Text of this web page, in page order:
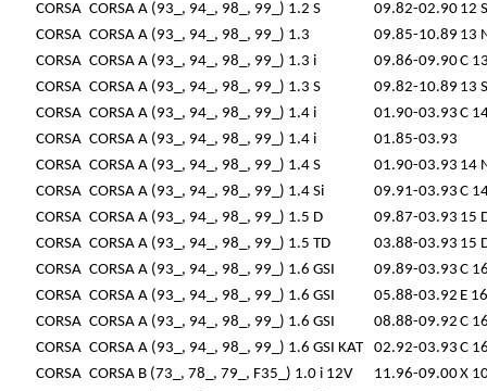
CORSA CORSA A (93_, 94_, 98_, 99_) 1.2 S 09.82-02.90 12
CORSA CORSA A (93_, 94_, 98_, 99_) 1.3 09.85-10.89 13
CORSA CORSA A (93_, 94_, 98_, 99_) 1.3 i 09.86-09.90C
CORSA CORSA A (93_, 94_, 98_, 99_) 1.3 S 09.82-10.89 13
CORSA CORSA A (93_, 94_, 98_, 99_) 1.4 i 01.90-03.93 C
CORSA CORSA A (93_, 94_, 98_, 99_) 1.4 i
01.85-03.93
CORSA CORSA A (93_, 94_, 98_, 99_) 1.4 S 01.90-03.93 14
CORSA CORSA A (93_, 94_, 98_, 99_) 1.4 Si 09.91-03.93 C
CORSA CORSA A (93_, 94_, 98_, 99_) 1.5 D 09.87-03.93 15
CORSA CORSA A (93_, 94_, 98_, 99_) 1.5 TD 03.88-03.93 15
CORSA CORSA A (93_, 94_, 98_, 99_) 1.6 GSI 09.89-03.93 C
CORSA CORSA A (93_, 94_, 98_, 99_) 1.6 GSI 05.88-03.92 E
CORSA CORSA A (93_, 94_, 98_, 99_) 1.6 GSI 08.88-09.92 C
CORSA CORSA A (93_, 94_, 98_, 99_) 1.6 GSI KAT 02.92-03.93 C
CORSA CORSA B (73_, 78_, 79_, F35_) 1.0 i 12V 11.96-09.00X